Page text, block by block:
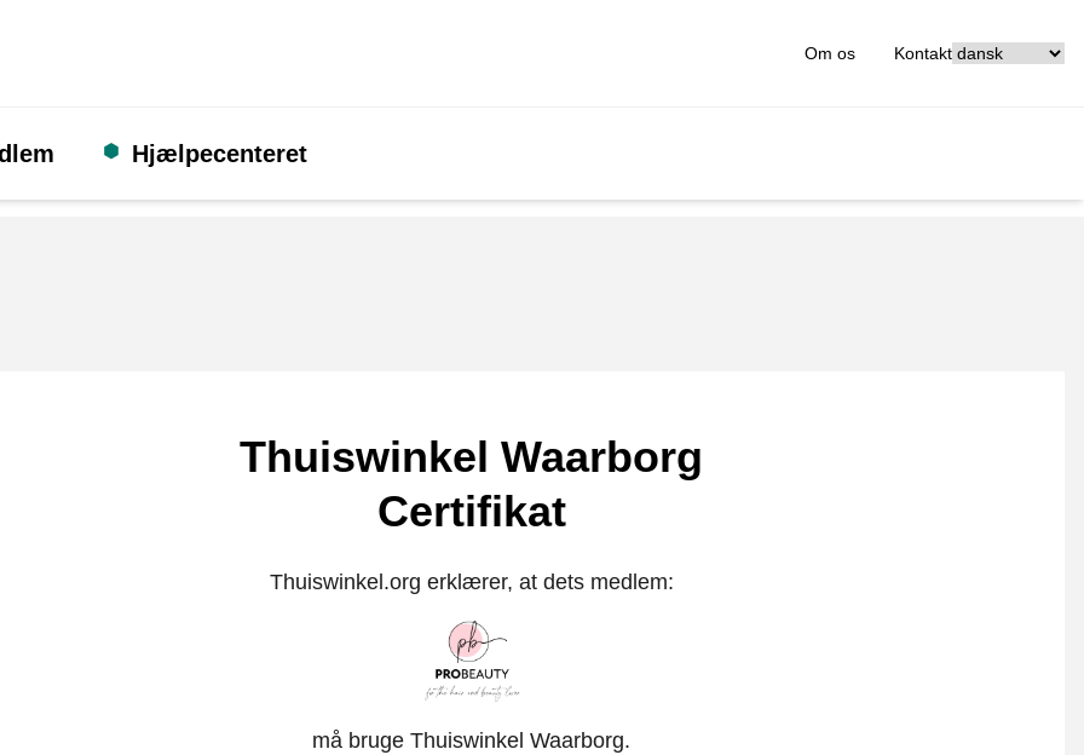
Om os Kontakt
Hjælpecenteret
Thuiswinkel Waarborg
Certifikat
Thuiswinkel.org erklærer, at dets medlem:
må bruge Thuiswinkel Waarborg.